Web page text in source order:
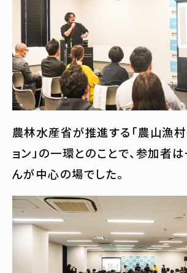
農林水産省が推進する「農山漁
ョン」の一環とのことで、参加者
んが中心の場でした。